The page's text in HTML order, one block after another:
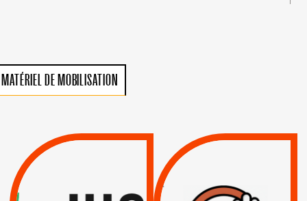
MATÉRIEL DE MOBILISATION
VIOLATIONS DES
RESPECT DU DROIT